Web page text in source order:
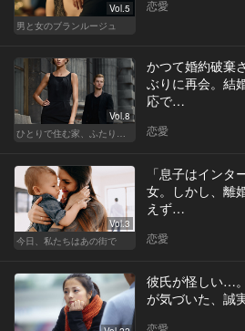
Vol.5
男と女のブランルージュ
恋愛
Vol.8
ひとりで住む家、ふたりで棲む家
かつて婚約破棄
ぶりに再会。結
応で…
恋愛
Vol.3
今日、私たちはあの街で
「息子はイン
女。しかし、離
えず…
恋愛
彼氏が怪しい…
が気づいた、誠